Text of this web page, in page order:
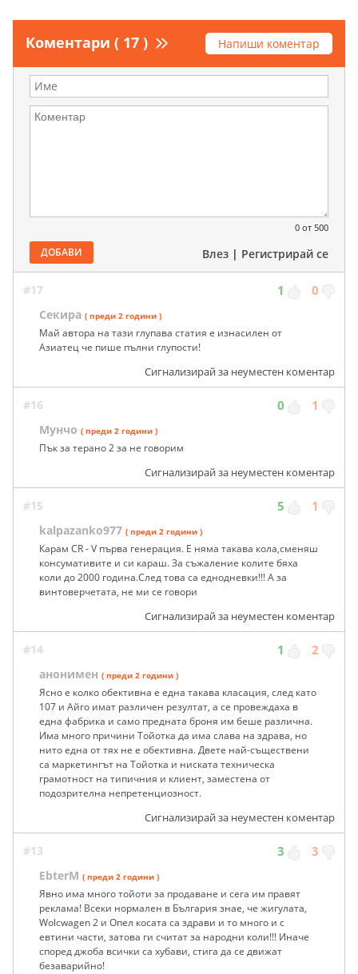
Коментари ( 17 ) Напиши коментар
0 от 500
ДОБАВИ Влез | Регистрирай се
#17 1 0
Секира ( преди 2 години )
Май автора на тази глупава статия е изнасилен от
Азиатец че пише пълни глупости!
Сигнализирай за неуместен коментар
#16 0 1
Мунчо ( преди 2 години )
Пък за терано 2 за не говорим
Сигнализирай за неуместен коментар
#15 5 1
kalpazanko977 ( преди 2 години )
Карам CR - V първа генерация. Е няма такава кола,сменяш
консумативите и си караш. За съжаление колите бяха
коли до 2000 година.След това са еднодневки!!! А за
винтоверчетата, не ми се говори
Сигнализирай за неуместен коментар
#14 1 2
анонимен ( преди 2 години )
Ясно е колко обективна е една такава класация, след като
107 и Айго имат различен резултат, а се провеждаха в
една фабрика и само предната броня им беше различна.
Има много причини Тойотка да има слава на здрава, но
нито една от тях не е обективна. Двете най-съществени
са маркетингът на Тойотка и ниската техническа
грамотност на типичния и клиент, заместена от
подозрителна непретенциозност.
Сигнализирай за неуместен коментар
#13 3 3
EbterM ( преди 2 години )
Явно има много тойоти за продаване и сега им правят
реклама! Всеки нормален в България знае, че жигулата,
Wolcwagen 2 и Опел косата са здрави и то много и с
евтини части, затова ги считат за народни коли!!! Иначе
според джоба всички са хубави, стига да се движат
безаварийно!